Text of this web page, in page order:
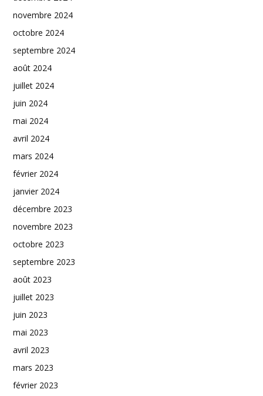
novembre 2024
octobre 2024
septembre 2024
août 2024
juillet 2024
juin 2024
mai 2024
avril 2024
mars 2024
février 2024
janvier 2024
décembre 2023
novembre 2023
octobre 2023
septembre 2023
août 2023
juillet 2023
juin 2023
mai 2023
avril 2023
mars 2023
février 2023